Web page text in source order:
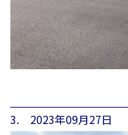
3. 2023年09月27日